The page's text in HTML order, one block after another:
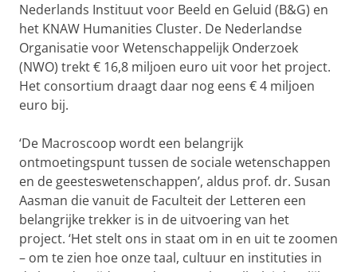
Nederlands Instituut voor Beeld en Geluid (B&G) en
het KNAW Humanities Cluster. De Nederlandse
Organisatie voor Wetenschappelijk Onderzoek
(NWO) trekt € 16,8 miljoen euro uit voor het project.
Het consortium draagt daar nog eens € 4 miljoen
euro bij.
‘De Macroscoop wordt een belangrijk
ontmoetingspunt tussen de sociale wetenschappen
en de geesteswetenschappen’, aldus prof. dr. Susan
Aasman die vanuit de Faculteit der Letteren een
belangrijke trekker is in de uitvoering van het
project. ‘Het stelt ons in staat om in en uit te zoomen
– om te zien hoe onze taal, cultuur en instituties in